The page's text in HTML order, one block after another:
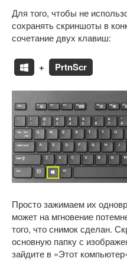
Для того, чтобы не
сохранять скриншоты в
сочетание двух клавиш:
+ PrtnScr
Просто зажимаем их
может на мгновение
того, что снимок сделан.
основную папку с
зайдите в «Этот